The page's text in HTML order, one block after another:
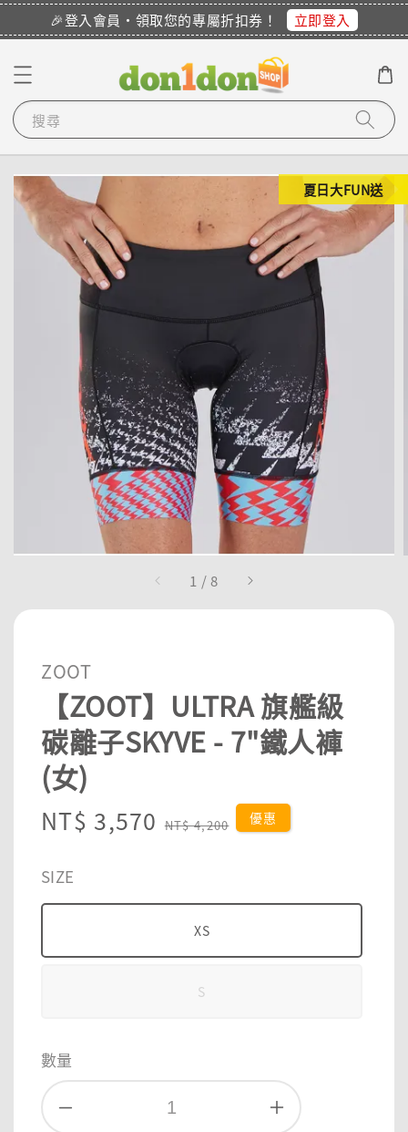
🎉登入會員・領取您的專屬折扣券！ 立即登入
搜尋
1 /8
夏日大FUN送
ZOOT
【ZOOT】ULTRA 旗艦級
碳離子SKYVE - 7"鐵人褲
(女)
Sale
NT$ 3,570 Regular
NT$ 4,200 優惠
SIZE
XS
S
數量